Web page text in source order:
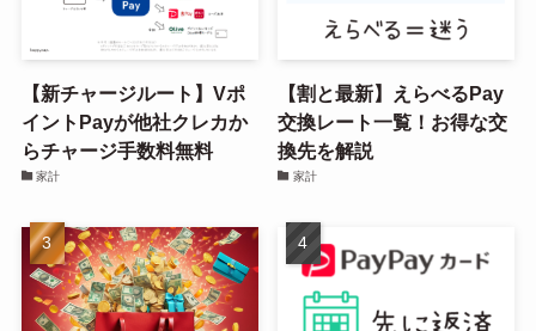
【新チャージルート】Vポ
イントPayが他社クレカか
らチャージ手数料無料
家計
【割と最新】えらべるPay
交換レート一覧！お得な交
換先を解説
家計